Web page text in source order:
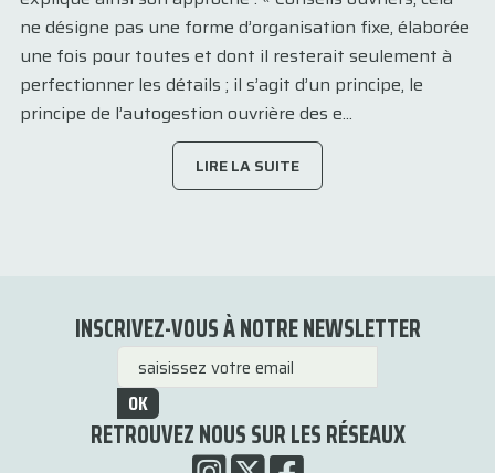
ne désigne pas une forme d’organisation fixe, élaborée
une fois pour toutes et dont il resterait seulement à
perfectionner les détails ; il s’agit d’un principe, le
principe de l’autogestion ouvrière des e...
LIRE LA SUITE
INSCRIVEZ-VOUS À NOTRE NEWSLETTER
OK
RETROUVEZ NOUS SUR LES RÉSEAUX